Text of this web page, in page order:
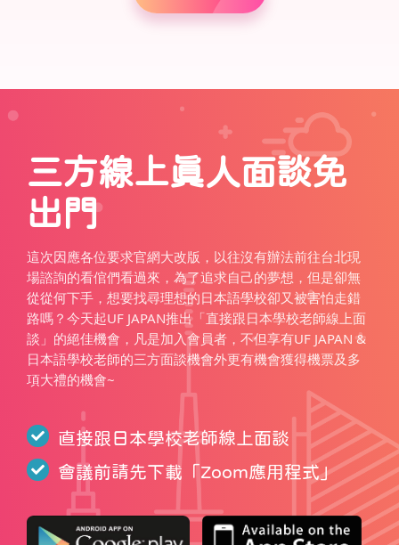
三方線上真人面談免
出門
這次因應各位要求官網大改版，以往沒有辦法前往台北現
場諮詢的看倌們看過來，為了追求自己的夢想，但是卻無
從從何下手，想要找尋理想的日本語學校卻又被害怕走錯
路嗎？今天起UF JAPAN推出「直接跟日本學校老師線上面
談」的絕佳機會，凡是加入會員者，不但享有UF JAPAN &
日本語學校老師的三方面談機會外更有機會獲得機票及多
項大禮的機會~
直接跟日本學校老師線上面談
會議前請先下載「 Zoom應用程式」